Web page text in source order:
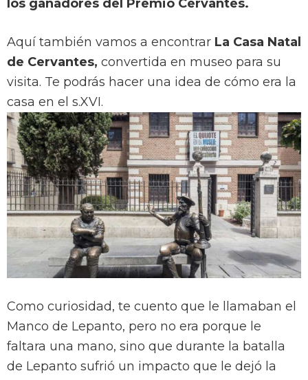
los ganadores del Premio Cervantes.
Aquí también vamos a encontrar La Casa Natal
de Cervantes, convertida en museo para su
visita. Te podrás hacer una idea de cómo era la
casa en el s.XVI.
Como curiosidad, te cuento que le llamaban el
Manco de Lepanto, pero no era porque le
faltara una mano, sino que durante la batalla
de Lepanto sufrió un impacto que le dejó la